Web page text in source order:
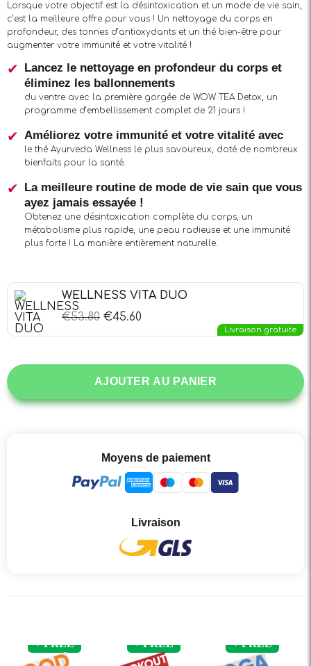
Lorsque votre objectif est la désintoxication et un mode de vie sain,
c’est la meilleure offre pour vous ! Un nettoyage du corps en
profondeur, des tonnes d’antioxydants et un thé bien-être pour
augmenter votre immunité et votre vitalité !
Lancez le nettoyage en profondeur du corps et
éliminez les ballonnements
du ventre avec la première gorgée de WOW TEA Detox, un
programme d’embellissement complet de 21 jours !
Améliorez votre immunité et votre vitalité avec
le thé Ayurveda Wellness le plus savoureux, doté de nombreux
bienfaits pour la santé.
La meilleure routine de mode de vie sain que vous
ayez jamais essayée !
Obtenez une désintoxication complète du corps, un
métabolisme plus rapide, une peau radieuse et une immunité
plus forte ! La manière entièrement naturelle.
WELLNESS VITA DUO
€53.80 €45.60
Livraison gratuite
AJOUTER AU PANIER
Moyens de paiement
Livraison